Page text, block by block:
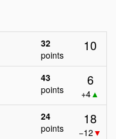
32
points
10
43
points
6
+4▲
24
points
18
−12 ▼